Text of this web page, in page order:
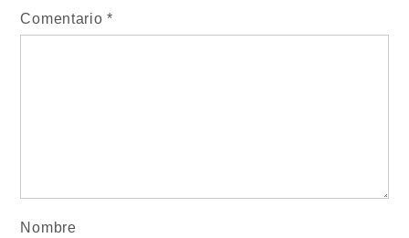
Comentario*
Nombre